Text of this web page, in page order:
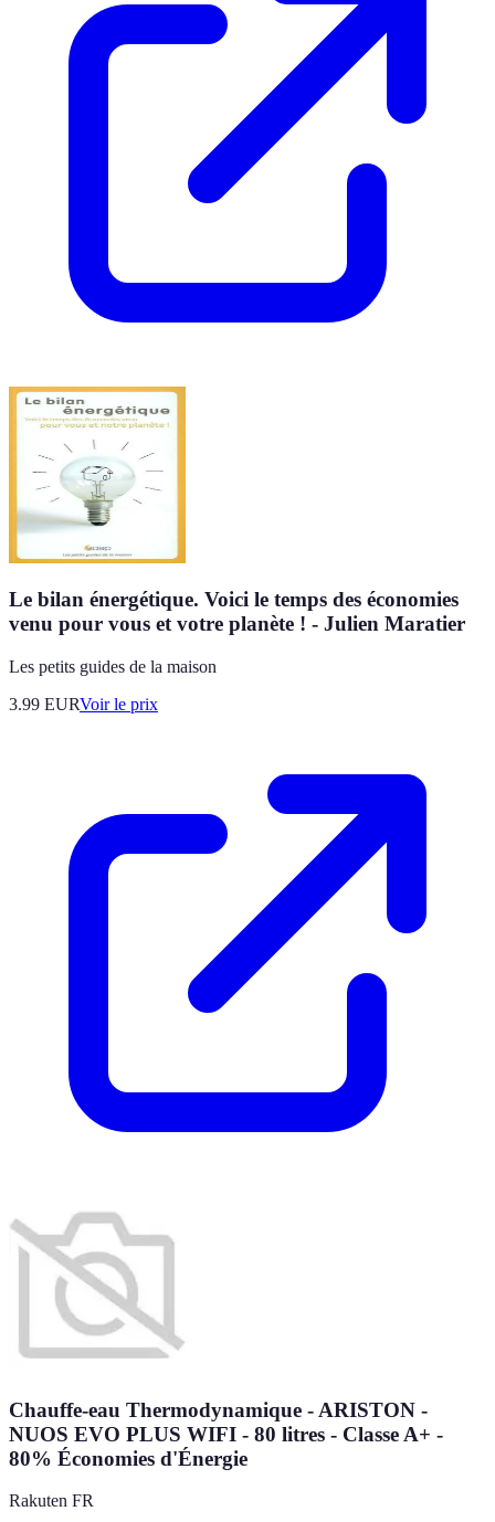
Le bilan énergétique. Voici le temps des économies
venu pour vous et votre planète ! - Julien Maratier
Les petits guides de la maison
3.99 EURVoir le prix
Chauffe-eau Thermodynamique - ARISTON -
NUOS EVO PLUS WIFI - 80 litres - Classe A+ -
80% Économies d'Énergie
Rakuten FR